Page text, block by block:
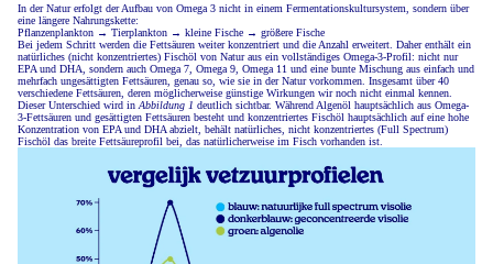
In der Natur erfolgt der Aufbau von Omega 3 nicht in einem Fermentationskultursystem, sondern über
eine längere Nahrungskette:
Pflanzenplankton → Tierplankton → kleine Fische → größere Fische
Bei jedem Schritt werden die Fettsäuren weiter konzentriert und die Anzahl erweitert. Daher enthält ein
natürliches (nicht konzentriertes) Fischöl von Natur aus ein vollständiges Omega-3-Profil: nicht nur
EPA und DHA, sondern auch Omega 7, Omega 9, Omega 11 und eine bunte Mischung aus einfach und
mehrfach ungesättigten Fettsäuren, genau so, wie sie in der Natur vorkommen. Insgesamt über 40
verschiedene Fettsäuren, deren möglicherweise günstige Wirkungen wir noch nicht einmal kennen.
Dieser Unterschied wird inAbbildung 1 deutlich sichtbar. Während Algenöl hauptsächlich aus Omega-
3-Fettsäuren und gesättigten Fettsäuren besteht und konzentriertes Fischöl hauptsächlich auf eine hohe
Konzentration von EPA und DHA abzielt, behält natürliches, nicht konzentriertes (Full Spectrum)
Fischöl das breite Fettsäureprofil bei, das natürlicherweise im Fisch vorhanden ist.